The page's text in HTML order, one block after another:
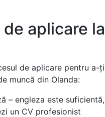
aplicare la
de aplicare pentru a-ți
muncă din Olanda:
– engleza este suficientă,
un CV profesionist